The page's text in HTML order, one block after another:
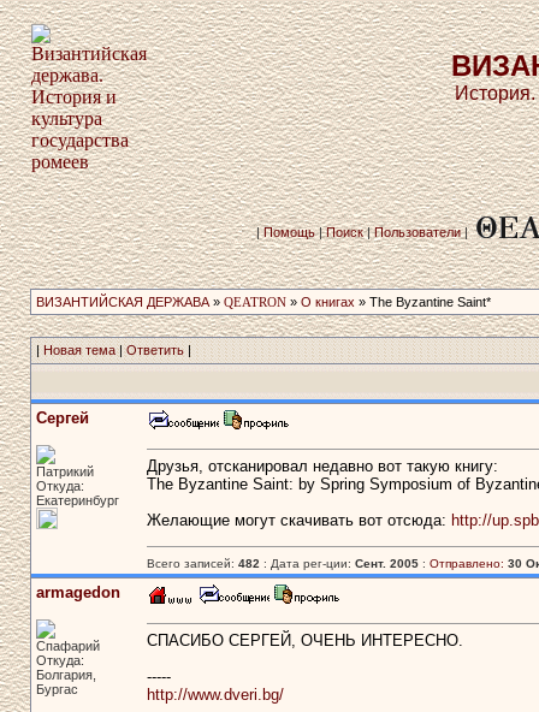
|Помощь|Поиск|Пользователи|
ВИЗАНТИЙСКАЯ ДЕРЖАВА» QEATRON» О книгах » The Byzantine Saint*
| Новая тема|Ответить|
Сергей
Патрикий
Откуда:
Екатеринбург
Друзья, отсканировал недавно вот такую книгу:
The Byzantine Saint: by Spring Symposium of
Желающие могут скачивать вот отсюда: http://
Всего записей: 482 : Дата рег-ции: Сент. 2005: Отправлено: 30
armagedon
Спафарий
Откуда:
Болгария,
Бургас
СПАСИБО СЕРГЕЙ, ОЧЕНЬ ИНТЕРЕСНО.
-----
http://www.dveri.bg/